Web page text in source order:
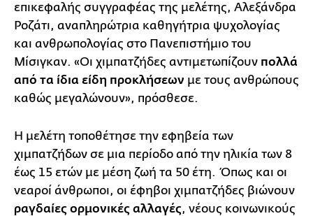
επικεφαλής συγγραφέας της μελέτης, Αλεξάνδρα
Ροζάτι, αναπληρώτρια καθηγήτρια ψυχολογίας
και ανθρωπολογίας στο Πανεπιστήμιο του
Μίσιγκαν. «Οι χιμπατζήδες αντιμετωπίζουν πολλά
από τα ίδια είδη προκλήσεων με τους ανθρώπους
καθώς μεγαλώνουν», πρόσθεσε.
Η μελέτη τοποθέτησε την εφηβεία των
χιμπατζήδων σε μια περίοδο από την ηλικία των 8
έως 15 ετών με μέση ζωή τα 50 έτη. Όπως και οι
νεαροί άνθρωποι, οι έφηβοι χιμπατζήδες βιώνουν
ραγδαίες ορμονικές αλλαγές, νέους κοινωνικούς